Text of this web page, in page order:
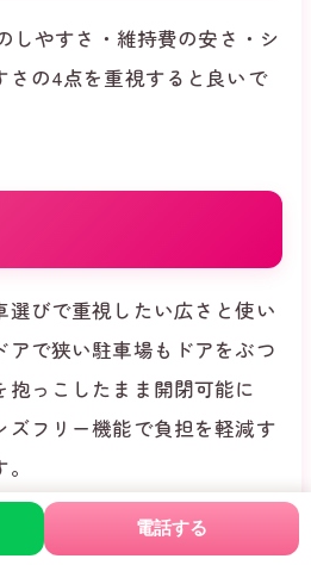
電話する
しやすさ・維持費の安さ・シ
さの4点を重視すると良いで
びで重視したい広さと使い
で狭い駐車場もドアをぶつ
抱っこしたまま開閉可能に
ズフリー機能で負担を軽減す
育て世代の車選びでは車内の